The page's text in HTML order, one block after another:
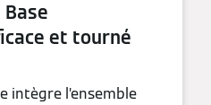
Base
et tourné
intègre l’ensemble